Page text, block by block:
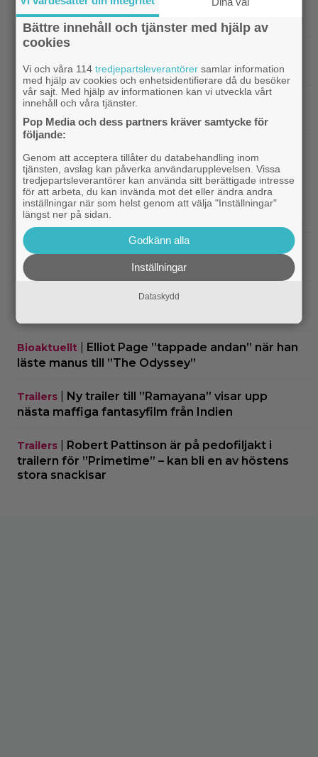
Casting|”The Legend of Zelda” blir en av Sam
Neills sista roller
spelkaraktären ”ser ut som en penis”
Kommande filmer|Nu vet vi vem som spelar
skurken Ganondorf i ”The Legend of Zelda”
Casting
Jim Carrey klar för ny långfilm –
baserad på älskad animerad serie
Casting|Från ”Heartstopper” till ”X-Men”? Kit
Connor kan bli nye Cyclops
Bioaktuellt
charmigaste komedi” – nu på bio
Tidernas 30 bästa superhjältefilmer listade
Bioaktuellt
Elliot Page ”tappade andan” när han
läste manus till ”The Odyssey”
Trailers
Ny trailer till ”Ramayana” visar upp
nästa maffiga fantasyfilm från Indien
Trailers
Robert Pattinson är på pedofiljakt i
trailern för ”Primetime” – kan bli en av höstens
stora snackisar
Bättre innehåll och tjänster med hjälp av
cookies
Vi och våra 114tredjepartsleverantörer samlar information
med hjälp av cookies och enhetsidentifierare då du besöker
vår sajt. Med hjälp av informationen kan vi utveckla vårt
innehåll och våra tjänster.
Pop Media och dess partners kräver samtycke för
följande:
Genom att acceptera tillåter du databehandling inom
tjänsten, avslag kan påverka användarupplevelsen. Vissa
tredjepartsleverantörer kan använda sitt berättigade intresse
för att arbeta, du kan invända mot det eller ändra andra
inställningar när som helst genom att välja "Inställningar"
längst ner på sidan.
Godkänn alla
Inställningar
Dataskydd